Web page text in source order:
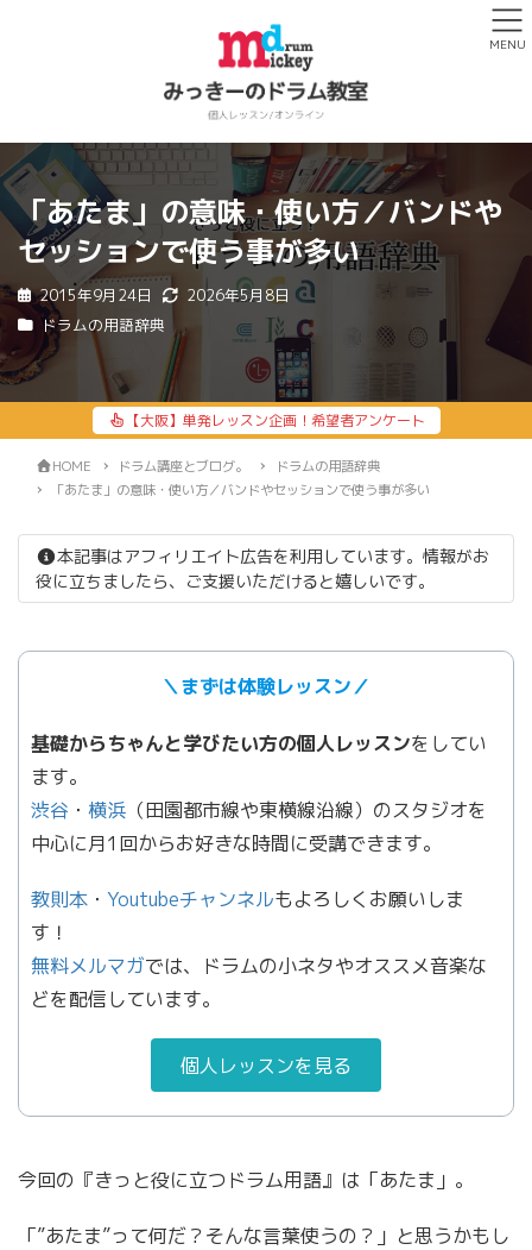
「あたま」の意味・使い方／バンドや
セッションで使う事が多い
2015年9月24日
2026年5月8日
ドラムの用語辞典
【大阪】単発レッスン企画！希望者アンケート
HOME ドラム講座とブログ。
ドラムの用語辞典
「あたま」の意味・使い方／バンドやセッションで使う事が多い
本記事はアフィリエイト広告を利用しています。情報がお
役に立ちましたら、ご支援いただけると嬉しいです。
＼まずは体験レッスン／
基礎からちゃんと学びたい方の個人レッスンをしてい
ます。
渋谷 ・ 横浜 （田園都市線や東横線沿線）のスタジオを
中心に月1回からお好きな時間に受講できます。
教則本 ・ Youtubeチャンネルもよろしくお願いしま
す！
無料メルマガでは、ドラムの小ネタやオススメ音楽な
どを配信しています。
個人レッスンを見る
今回の『きっと役に立つドラム用語』は「あたま」。
「”あたま”って何だ？そんな言葉使うの？」と思うかもし
MENU